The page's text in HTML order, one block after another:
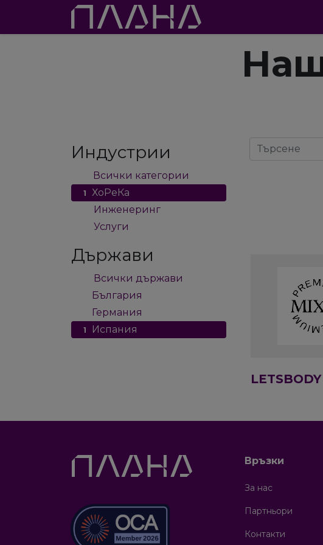
Проекти
Индустрии
Всички категории
1 ХоРеКа
Инженеринг
Услуги
Държави
Всички държави
България
Германия
1 Испания
Връзки
За нас
Партньори
Контакти